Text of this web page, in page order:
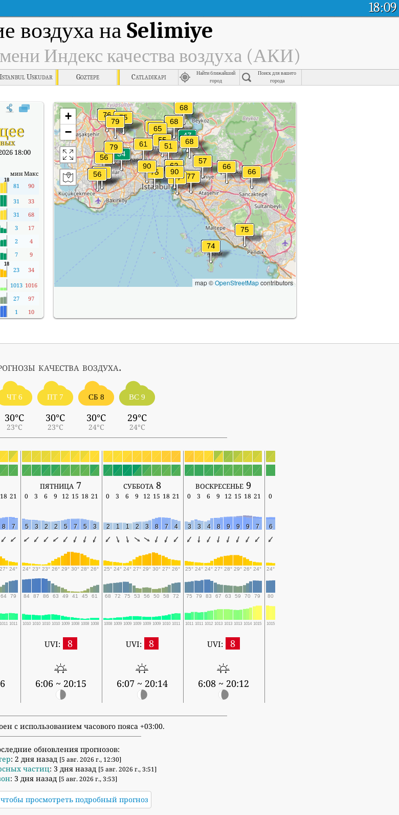
18:09
воздуха на Selimiye
Индекс качества воздуха (АКИ)
Istanbul Uskudar Goztepe Catladikapi
Найти ближайший
город
Поиск для вашего
города
(АКИ).
18:00
минМакс
81
90
31
33
31
68
3
17
2
4
7
9
23
34
1013 1016
27
97
1 10
+
−
map ©OpenStreetMapcontributors
качества воздуха.
ЧТ 6
30°C
23°C
ПТ 7
30°C
23°C
СБ 8
30°C
24°C
ВС 9
29°C
24°C
пятница 7 суббота 8 воскресенье 9
18 21 0 3 6 9 12 15 18 21 0 3 6 9 12 15 18 21 0 3 6 9 12 15 18 21
0
8 7 5 3 2 2 5 7 5 3 2 1 1 2 3 8 7 4 3 3 4 8 9 9 9 7 6
27° 24° 24° 23° 23° 26° 29° 30° 28° 26° 25° 24° 24° 27° 29° 30° 27° 26° 25° 24° 24° 27° 28° 29° 26° 24° 24°
64 79 84 87 86 63 49 41 45 61 68 72 75 53 56 50 58 72 75 79 83 67 63 59 70 79 80
1011 1011 1010 1010 1010 1010 1009 1008 1008 1008 1008 1009 1009 1009 1009 1009 1010 1011 1011 1011 1012 1013 1013 1013 1014 1015 1015
UVI: 8
6:06 ~ 20:15
UVI: 8
6:07 ~ 20:14
UVI: 8
6:08 ~ 20:12
с использованием часового пояса +03:00.
обновления прогнозов:
: 2 дня назад [5 авг. 2026 г., 12:30]
частиц: 3 дня назад [5 авг. 2026 г., 3:51]
: 3 дня назад [5 авг. 2026 г., 3:53]
просмотреть подробный прогноз